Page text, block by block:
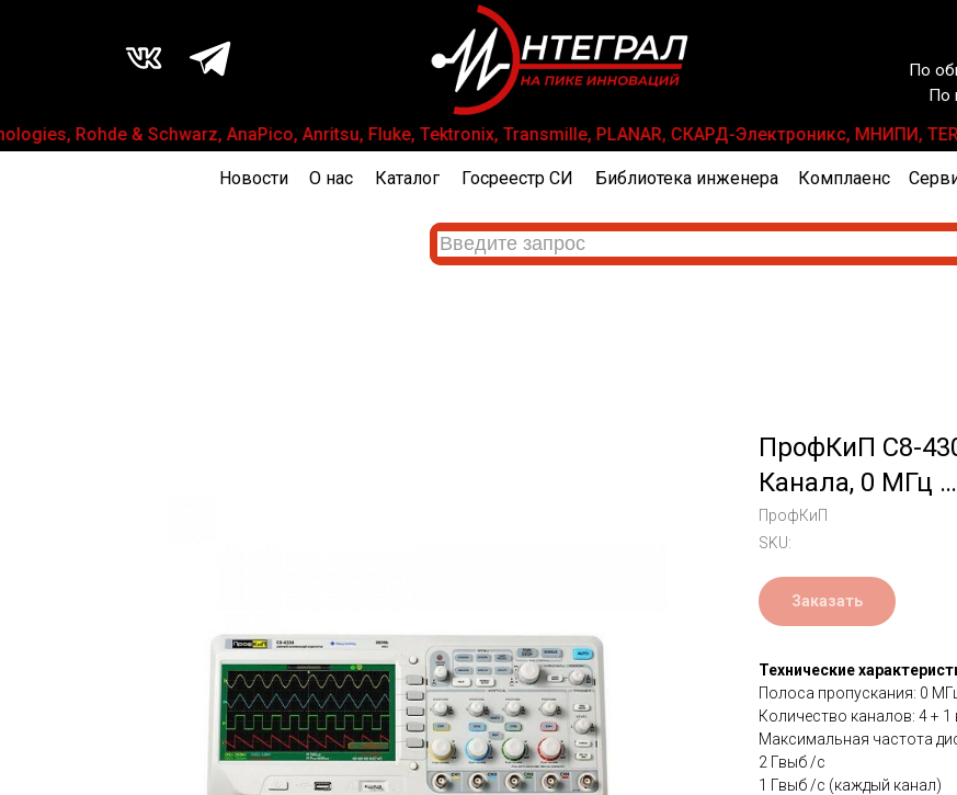
По
По
Rohde & Schwarz, AnaPico, Anritsu, Fluke, Tektronix, Transmille, PLANAR, СКАРД-Электроникс, МНИПИ,
Каталог
О нас Госреестр СИ Библиотека инженера Комплаенс
Новости
ПрофКиП С8-
Канала, 0 МГц
ПрофКиП
SKU:
Заказать
Технические
Полоса пропускания: 0
Количество каналов: 4 +
Максимальная частота
2 Гвыб /с
1 Гвыб /с (каждый канал)